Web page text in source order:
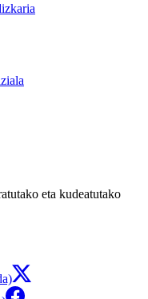
eta kudeatutako